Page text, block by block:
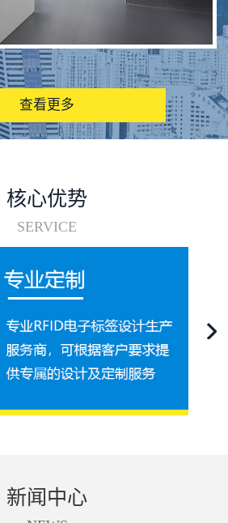
图书馆RFID电子标签管理系统
查看更多
核心优势
SERVICE
新闻中心